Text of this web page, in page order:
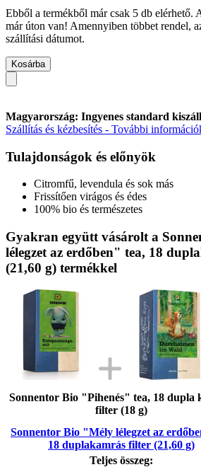
Ebből a termékből már csak 5 db elérhető.
már úton van! Amennyiben többet rendel,
szállítási dátumot.
Kosárba
Magyarország: Ingyenes standard
Szállítás és kézbesítés - További
Tulajdonságok és előnyök
Citromfű, levendula és sok más
Frissítően virágos és édes
100% bio és természetes
Gyakran együtt vásárolt a
lélegzet az erdőben" tea, 18
(21,60 g) termékkel
Sonnentor Bio "Pihenés" tea, 18 dupla
filter (18 g)
Sonnentor Bio "Mély lélegzet az
18 duplakamrás filter (21,60 g)
Teljes összeg: